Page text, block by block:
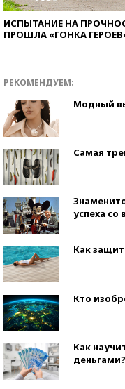
ИСПЫТАНИЕ НА
ПРОШЛА «ГОНКА
РЕКОМЕНДУЕМ:
Модный
Самая
успеха со
Как
Кто
Как
деньгами?